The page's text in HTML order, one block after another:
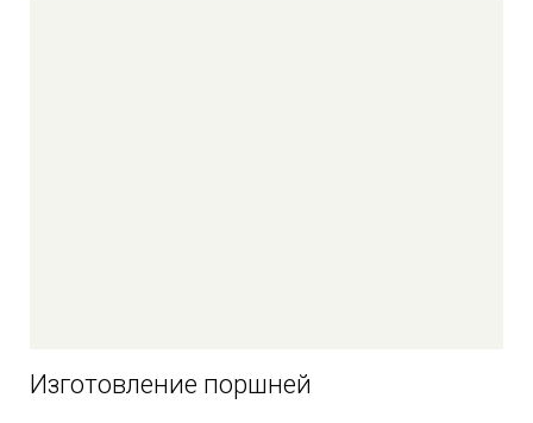
Изготовление поршней